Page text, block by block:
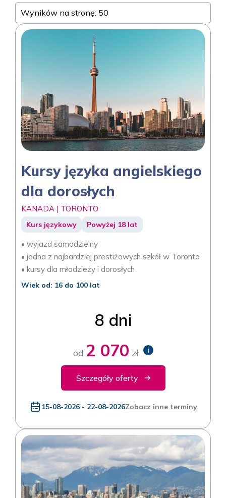
Wyników na stronę: 50
Kursy języka angielskiego
dla dorosłych
KANADA | TORONTO
Kurs językowy Powyżej 18 lat
• wyjazd samodzielny
• jedna z najbardziej prestiżowych szkół w Toronto
• kursy dla młodzieży i dorosłych
Wiek od: 16 do 100 lat
8 dni
od 2 070 zł i
Szczegóły oferty
15-08-2026 - 22-08-2026Zobacz inne terminy